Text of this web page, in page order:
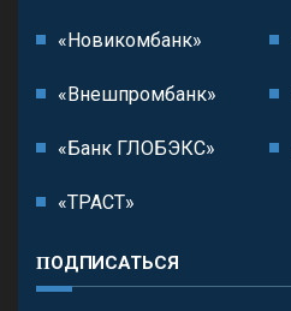
«Новикомбанк»
«Внешпромбанк»
«Банк ГЛОБЭКС»
«ТРАСТ»
ПОДПИСАТЬСЯ